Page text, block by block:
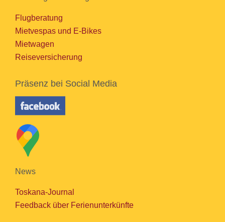
Flugberatung
Mietvespas und E-Bikes
Mietwagen
Reiseversicherung
Präsenz bei Social Media
News
Toskana-Journal
Feedback über Ferienunterkünfte